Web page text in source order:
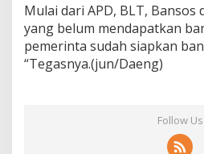
Mulai dari APD, BLT, Bansos
yang belum mendapatkan
pemerinta sudah siapkan
“Tegasnya.(jun/Daeng)
Follow Us